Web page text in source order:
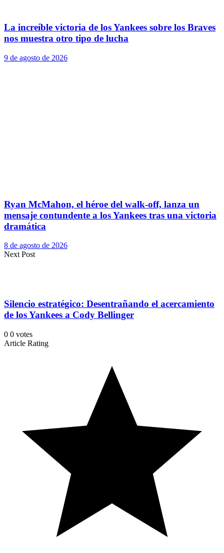
La increíble victoria de los Yankees sobre los Braves
nos muestra otro tipo de lucha
9 de agosto de 2026
Ryan McMahon, el héroe del walk-off, lanza un
mensaje contundente a los Yankees tras una victoria
dramática
8 de agosto de 2026
Next Post
Silencio estratégico: Desentrañando el acercamiento
de los Yankees a Cody Bellinger
0 0 votes
Article Rating